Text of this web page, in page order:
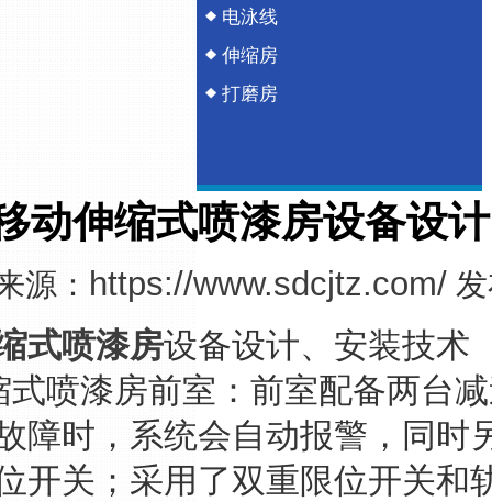
电泳线
伸缩房
打磨房
动伸缩式喷漆房设备设
源： https://www.sdcjtz.com/
式喷漆房设备设计、安装技术
式喷漆房前室：前室配备两台
障时，系统会自动报警，同时
开关；采用了双重限位开关和